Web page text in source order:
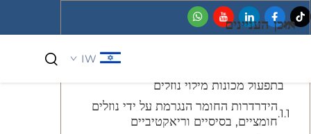
קוסמטיקה וטיפוח אישי
IW
תוכן העניינים
בתפעול מכונות מילוי נוזלים
הידרדרות החומר הנגרמת על ידי נוזלים
חומציים, בסיסיים וריאקטיביים